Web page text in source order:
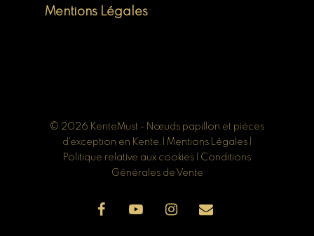
Mentions Légales
© 2026 KenteMust - Nœuds papillon et pièces
d'exception en Kente. | Mentions Légales
Politique relative aux cookies
Conditions
Générales de Vente
facebookyoutubeinstagramemail